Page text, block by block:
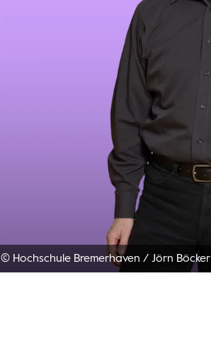
© Hochschule Bremerhaven /Jörn Böcker